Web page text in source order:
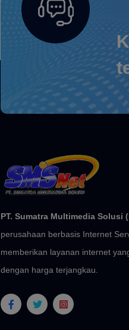
PT. Sumatra Multimedia Solusi
perusahaan berbasis Internet
memberikan layanan internet
dengan harga terjangkau.